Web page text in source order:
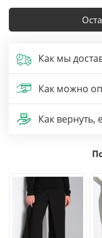
Как мы
Как можно
Как вернуть,